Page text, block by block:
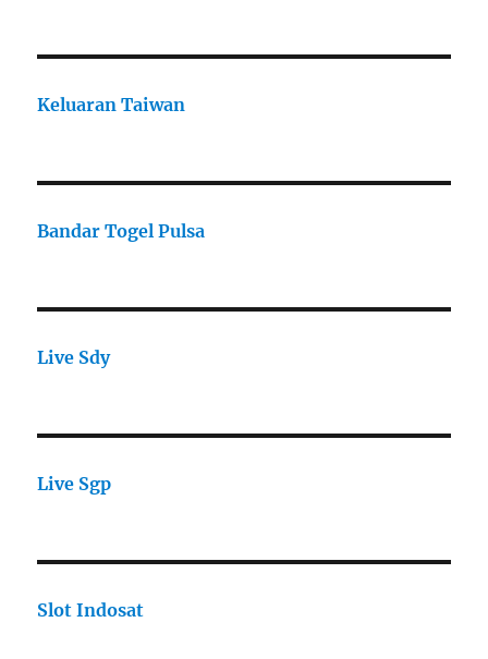
Keluaran Taiwan
Bandar Togel Pulsa
Live Sdy
Live Sgp
Slot Indosat